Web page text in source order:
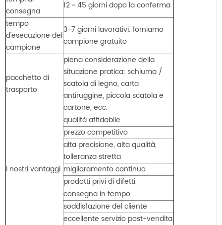
consegna
12 ~ 45 giorni dopo la conferma
tempo
d'esecuzione del
campione
3-7 giorni lavorativi. forniamo
campione gratuito
pacchetto di
trasporto
piena considerazione della
situazione pratica: schiuma /
scatola di legno, carta
antiruggine, piccola scatola e
cartone, ecc.
I nostri vantaggi
qualità affidabile
prezzo competitivo
alta precisione, alta qualità,
tolleranza stretta
miglioramento continuo
prodotti privi di difetti
consegna in tempo
soddisfazione del cliente
eccellente servizio post-vendita